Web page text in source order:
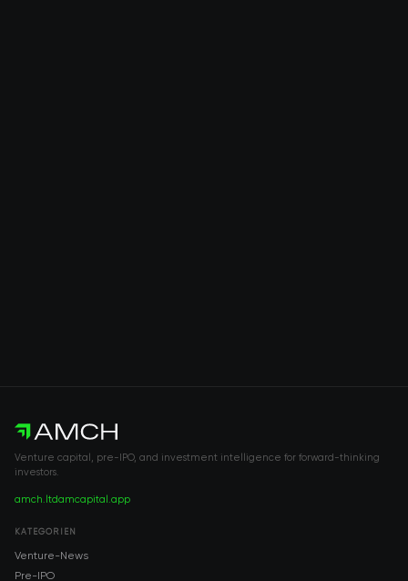
Venture capital, pre-IPO, and investment intelligence for forward-thinking
investors.
amch.ltdamcapital.app
KATEGORIEN
Venture-News
Pre-IPO